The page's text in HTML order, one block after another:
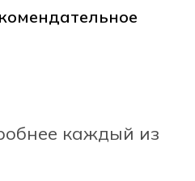
каждый из